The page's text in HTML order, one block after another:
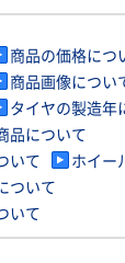
商品の価格につ
商品画像につい
タイヤの製造年
品について
いて
ホイー
ついて
いて